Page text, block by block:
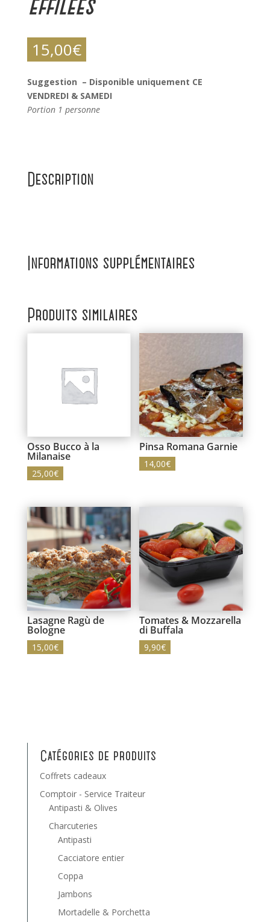
effilées
15,00€
Suggestion – Disponible uniquement CE
VENDREDI & SAMEDI
Portion 1 personne
Description
Informations supplémentaires
Produits similaires
Osso Bucco à la
Milanaise
25,00€
Pinsa Romana Garnie
14,00€
Lasagne Ragù de
Bologne
15,00€
Tomates & Mozzarella
di Buffala
9,90€
Catégories de produits
Coffrets cadeaux
Comptoir - Service Traiteur
Antipasti & Olives
Charcuteries
Antipasti
Cacciatore entier
Coppa
Jambons
Mortadelle & Porchetta